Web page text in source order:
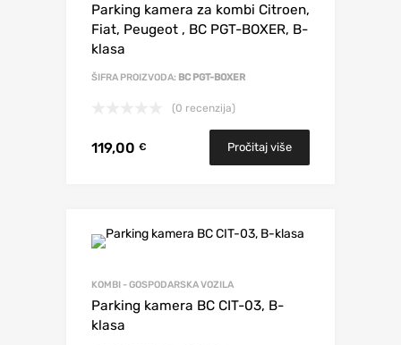
Parking kamera za kombi Citroen,
Fiat, Peugeot , BC PGT-BOXER, B-
klasa
ŠIFRA PROIZVODA: BC PGT-BOXER
(0 recenzija)
119,00 € Pročitaj više
KOMBI - GOSPODARSKA VOZILA
Parking kamera BC CIT-03, B-
klasa